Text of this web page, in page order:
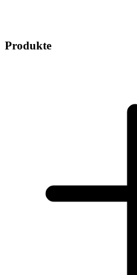
Produkte